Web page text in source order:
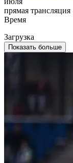
прямая трансляция
Время
Загрузка
Показать больше